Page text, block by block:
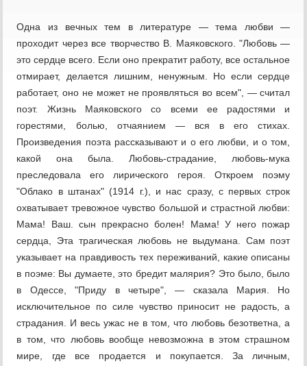
Одна из вечных тем в литературе — тема любви —
проходит через все творчество В. Маяковского. "Любовь —
это сердце всего. Если оно прекратит работу, все остальное
отмирает, делается лишним, ненужным. Но если сердце
работает, оно не может не проявляться во всем", — считал
поэт. Жизнь Маяковского со всеми ее радостями и
горестями, болью, отчаянием — вся в его стихах.
Произведения поэта рассказывают и о его любви, и о том,
какой она была. Любовь-страдание, любовь-мука
преследовала его лирического героя. Откроем поэму
"Облако в штанах" (1914 г.), и нас сразу, с первых строк
охватывает тревожное чувство большой и страстной любви:
Мама! Ваш. сын прекрасно болен! Мама! У него пожар
сердца, Эта трагическая любовь не выдумана. Сам поэт
указывает на правдивость тех переживаний, какие описаны
в поэме: Вы думаете, это бредит малярия? Это было, было
в Одессе, "Приду в четыре", — сказала Мария. Но
исключительное по силе чувство приносит не радость, а
страдания. И весь ужас не в том, что любовь безответна, а
в том, что любовь вообще невозможна в этом страшном
мире, где все продается и покупается. За личным,